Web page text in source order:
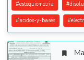
#estequiometria #
#acidos-y-bases #
